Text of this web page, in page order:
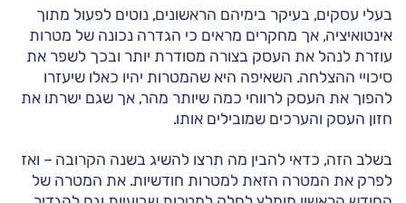
בעלי עסקים, בעיקר בימיהם הראשונים, נוטים לפעול מתוך
אינטואיציה, אך מחקרים מראים כי הגדרה נכונה של מטרות
עוזרת לנהל את העסק בצורה מסודרת יותר ובכך לשפר את
סיכויי ההצלחה. השאיפה היא שהמטרות יהיו כאלו שיעזרו
להפוך את העסק לרווחי כמה שיותר מהר, אך שגם ישרתו את
חזון העסק והערכים שמובילים אותו.
בשלב הזה, כדאי להבין מה תרצו להשיג בשנה הקרובה – ואז
לפרק את המטרה הזאת למטרות חודשיות. את המטרה של